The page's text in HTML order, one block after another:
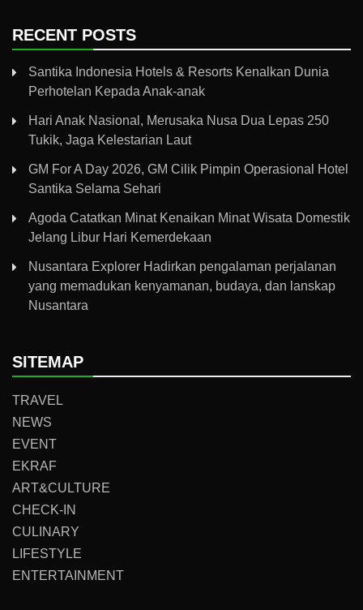
RECENT POSTS
Santika Indonesia Hotels & Resorts Kenalkan Dunia
Perhotelan Kepada Anak-anak
Hari Anak Nasional, Merusaka Nusa Dua Lepas 250
Tukik, Jaga Kelestarian Laut
GM For A Day 2026, GM Cilik Pimpin Operasional Hotel
Santika Selama Sehari
Agoda Catatkan Minat Kenaikan Minat Wisata Domestik
Jelang Libur Hari Kemerdekaan
Nusantara Explorer Hadirkan pengalaman perjalanan
yang memadukan kenyamanan, budaya, dan lanskap
Nusantara
SITEMAP
TRAVEL
NEWS
EVENT
EKRAF
ART&CULTURE
CHECK-IN
CULINARY
LIFESTYLE
ENTERTAINMENT